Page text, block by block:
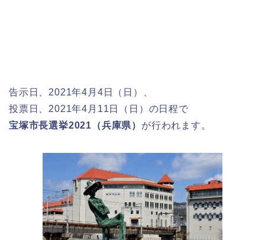
告示日、2021年4月4日（日）、
投票日、2021年4月11日（日）の日程で
宝塚市長選挙2021（兵庫県） が行われます。